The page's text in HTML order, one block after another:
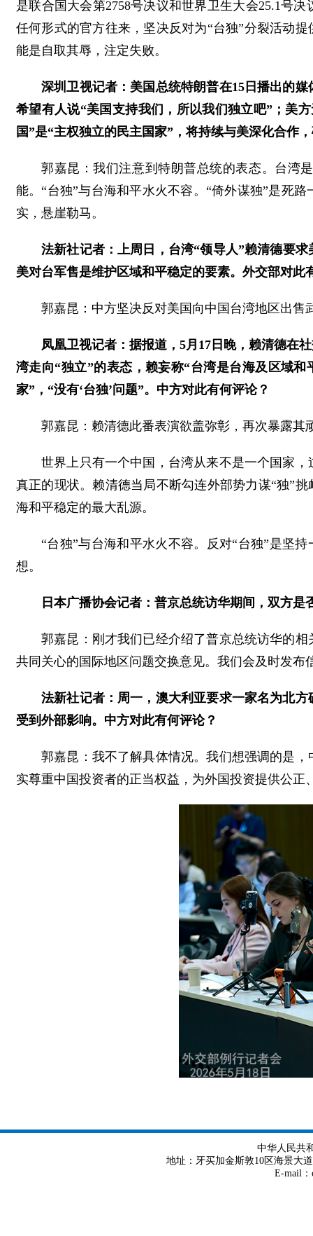
是联合国大会第2758号决议和世界卫生大会25.1号
任何形式的官方往来，坚决反对为“台独”分裂活动
能是自取其辱，注定失败。
深圳卫视记者：美国总统特朗普在15日播出的
希望有人说“美国支持我们，所以我们独立吧”；美
国”是“主权独立的民主国家”，将持续与美深化合作
郭嘉昆：我们注意到特朗普总统的表态。台湾
能。“台独”与台海和平水火不容。“倚外谋独”是死
实，悬崖勒马。
法新社记者：上周日，台湾“领导人”赖清德要
美对台军售是维护区域和平稳定的要素。外交部对此
郭嘉昆：中方坚决反对美国向中国台湾地区出售
凤凰卫视记者：据报道，5月17日晚，赖清德在
湾走向“独立”的表态，赖妄称“台湾是台海及区域
家”，“没有‘台独’问题”。中方对此有何评论？
郭嘉昆：赖清德此番表演欲盖弥彰，再次暴露其
世界上只有一个中国，台湾从来不是一个国家
真正的现状。赖清德当局不断勾连外部势力谋“独”
海和平稳定的最大乱源。
“台独”与台海和平水火不容。反对“台独”是坚
想。
日本广播协会记者：普京总统访华期间，双方
郭嘉昆：刚才我们已经介绍了普京总统访华的
共同关心的国际地区问题交换意见。我们会及时发布
法新社记者：周一，澳大利亚要求一家名为北
受到外部影响。中方对此有何评论？
郭嘉昆：我不了解具体情况。我们想强调的是
实尊重中国投资者的正当权益，为外国投资提供公正
中华人民共
地址：牙买加金斯敦10区海景大道
E-mail：